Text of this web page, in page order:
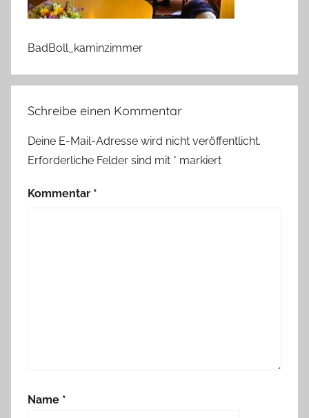
BadBoll_kaminzimmer
Schreibe einen Kommentar
Deine E-Mail-Adresse wird nicht veröffentlicht.
Erforderliche Felder sind mit * markiert
Kommentar *
Name *